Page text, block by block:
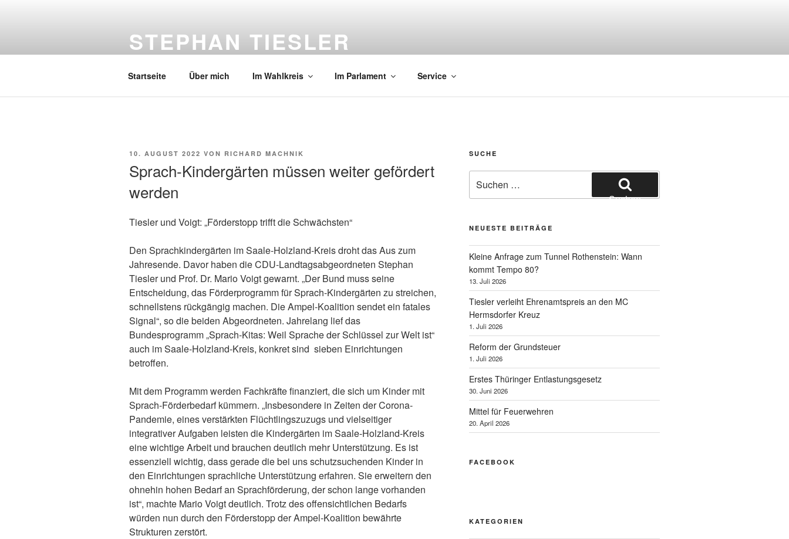
STEPHAN TIESLER
Startseite Über mich Im Wahlkreis Im Parlament Service
VERÖFFENTLICHT
10. AUGUST 2022 VON RICHARD MACHNIK
Sprach-Kindergärten müssen weiter gefördert
werden
Tiesler und Voigt: „Förderstopp trifft die Schwächsten“
Den Sprachkindergärten im Saale-Holzland-Kreis droht das Aus zum
Jahresende. Davor haben die CDU-Landtagsabgeordneten Stephan
Tiesler und Prof. Dr. Mario Voigt gewarnt. „Der Bund muss seine
Entscheidung, das Förderprogramm für Sprach-Kindergärten zu streichen,
schnellstens rückgängig machen. Die Ampel-Koalition sendet ein fatales
Signal“, so die beiden Abgeordneten. Jahrelang lief das
Bundesprogramm „Sprach-Kitas: Weil Sprache der Schlüssel zur Welt ist“
auch im Saale-Holzland-Kreis, konkret sind sieben Einrichtungen
betroffen.
Mit dem Programm werden Fachkräfte finanziert, die sich um Kinder mit
Sprach-Förderbedarf kümmern. „Insbesondere in Zeiten der Corona-
Pandemie, eines verstärkten Flüchtlingszuzugs und vielseitiger
integrativer Aufgaben leisten die Kindergärten im Saale-Holzland-Kreis
eine wichtige Arbeit und brauchen deutlich mehr Unterstützung. Es ist
essenziell wichtig, dass gerade die bei uns schutzsuchenden Kinder in
den Einrichtungen sprachliche Unterstützung erfahren. Sie erweitern den
ohnehin hohen Bedarf an Sprachförderung, der schon lange vorhanden
ist“, machte Mario Voigt deutlich. Trotz des offensichtlichen Bedarfs
würden nun durch den Förderstopp der Ampel-Koalition bewährte
Strukturen zerstört.
SUCHE
nach:
Suchen
NEUESTE BEITRÄGE
Kleine Anfrage zum Tunnel Rothenstein: Wann
kommt Tempo 80?
13. Juli 2026
Tiesler verleiht Ehrenamtspreis an den MC
Hermsdorfer Kreuz
1. Juli 2026
Reform der Grundsteuer
1. Juli 2026
Erstes Thüringer Entlastungsgesetz
30. Juni 2026
Mittel für Feuerwehren
20. April 2026
FACEBOOK
KATEGORIEN